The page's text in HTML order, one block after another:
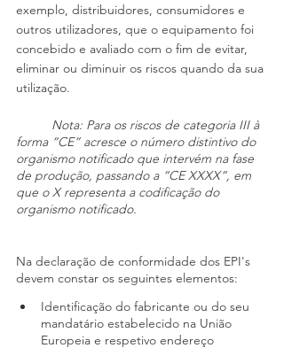
exemplo, distribuidores, consumidores e
outros utilizadores, que o equipamento foi
concebido e avaliado com o fim de evitar,
eliminar ou diminuir os riscos quando da sua
utilização.
Nota: Para os riscos de categoria III à
forma “CE” acresce o número distintivo do
organismo notificado que intervém na fase
de produção, passando a “CE XXXX”, em
que o X representa a codificação do
organismo notificado.
Na declaração de conformidade dos EPI's
devem constar os seguintes elementos:
Identificação do fabricante ou do seu
mandatário estabelecido na União
Europeia e respetivo endereço